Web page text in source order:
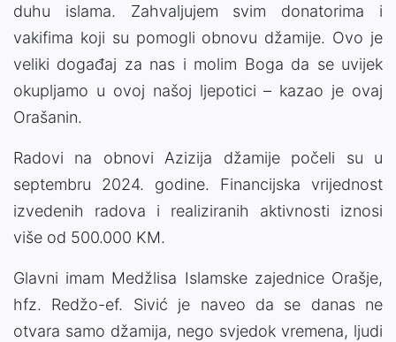
duhu islama. Zahvaljujem svim donatorima i
vakifima koji su pomogli obnovu džamije. Ovo je
veliki događaj za nas i molim Boga da se uvijek
okupljamo u ovoj našoj ljepotici – kazao je ovaj
Orašanin.
Radovi na obnovi Azizija džamije počeli su u
septembru 2024. godine. Financijska vrijednost
izvedenih radova i realiziranih aktivnosti iznosi
više od 500.000 KM.
Glavni imam Medžlisa Islamske zajednice Orašje,
hfz. Redžo-ef. Sivić je naveo da se danas ne
otvara samo džamija, nego svjedok vremena, ljudi